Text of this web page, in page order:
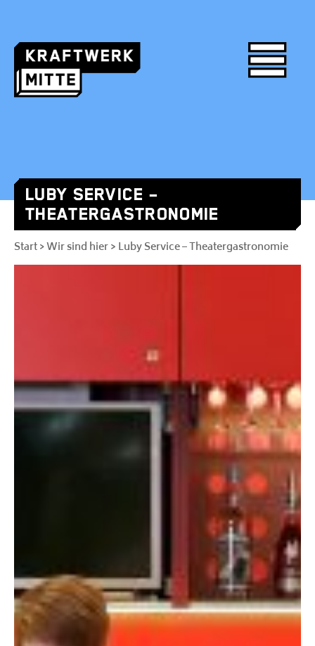
content
LUBY SERVICE –
THEATERGASTRONOMIE
Start>Wir sind hier> Luby Service – Theatergastronomie